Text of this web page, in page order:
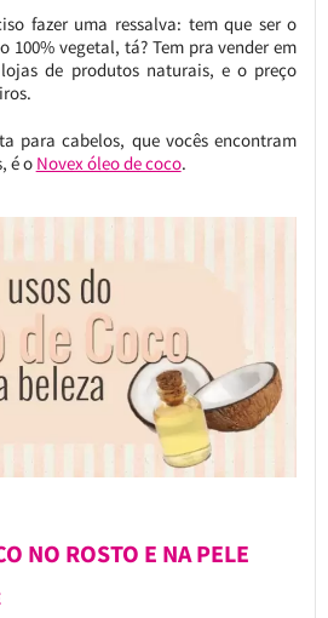
fazer uma ressalva: tem que ser o
100% vegetal, tá? Tem pra vender em
de produtos naturais, e o preço
para cabelos, que vocês encontram
é o Novex óleo de coco.
NO ROSTO E NA PELE